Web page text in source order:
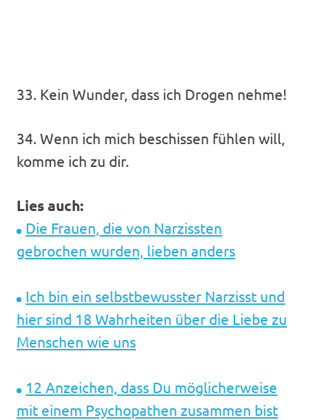
33. Kein Wunder, dass ich Drogen nehme!
34. Wenn ich mich beschissen fühlen will,
komme ich zu dir.
Lies auch:
Die Frauen, die von Narzissten
gebrochen wurden, lieben anders
Ich bin ein selbstbewusster Narzisst und
hier sind 18 Wahrheiten über die Liebe zu
Menschen wie uns
12 Anzeichen, dass Du möglicherweise
mit einem Psychopathen zusammen bist